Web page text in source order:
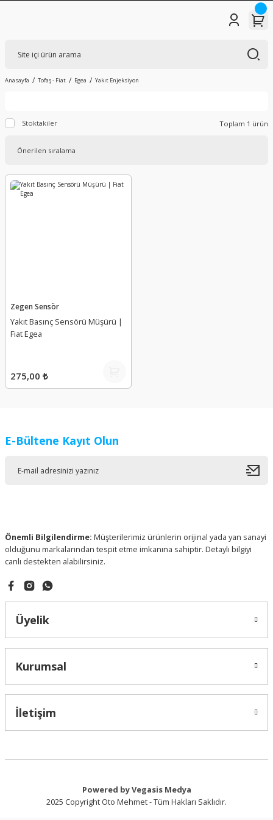
Anasayfa Tofaş - Fiat Egea Yakıt Enjeksiyon
Stoktakiler Toplam 1 ürün
Zegen Sensör
Yakıt Basınç Sensörü Müşürü |
Fiat Egea
275,00 ₺
E-Bültene Kayıt Olun
Önemli Bilgilendirme: Müşterilerimiz ürünlerin orijinal yada yan sanayi
olduğunu markalarından tespit etme imkanına sahiptir. Detaylı bilgiyi
canlı destekten alabilirsiniz.
Üyelik
Kurumsal
İletişim
Powered by Vegasis Medya
2025 Copyright Oto Mehmet - Tüm Hakları Saklıdır.